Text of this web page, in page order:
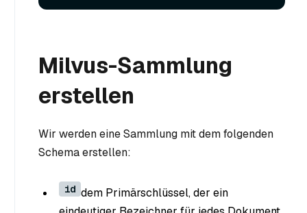
Milvus-Sammlung
erstellen
Wir werden eine Sammlung mit dem folgenden
Schema erstellen:
id dem Primärschlüssel, der ein